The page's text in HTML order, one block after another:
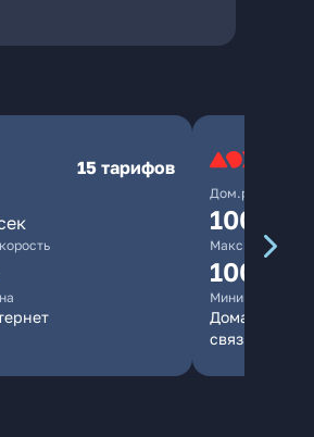
15 тарифов
Дом.ру
1000
Максимальная
1000
Минимальная
Домашний
связь